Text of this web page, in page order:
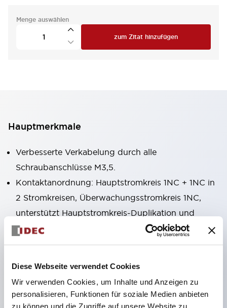
Diese Webseite verwendet Cookies
Wir verwenden Cookies, um Inhalte und Anzeigen zu
personalisieren, Funktionen für soziale Medien anbieten
zu können und die Zugriffe auf unsere Website zu
Menge auswählen
zum Zitat hinzufügen
Hauptmerkmale
Verbesserte Verkabelung durch alle
Schraubanschlüsse M3,5.
Kontaktanordnung: Hauptstromkreis 1NC + 1NC in
2 Stromkreisen, Überwachungsstromkreis 1NC,
unterstützt Hauptstromkreis-Duplikation und
Schlossüberwachung.
Für den Einsatz in großen Anlagen ist auch eine
Der Aktuator wird an der Schutzklappe, der
Sicherheitsschalter am Maschinengehäuse